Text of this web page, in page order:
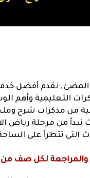
المضئ , نقدم أفضل
التعليمية وأهم
من مذكرات شرح
نبدأ من مرحلة رياض
التى تتطرأ على
لكل صف من